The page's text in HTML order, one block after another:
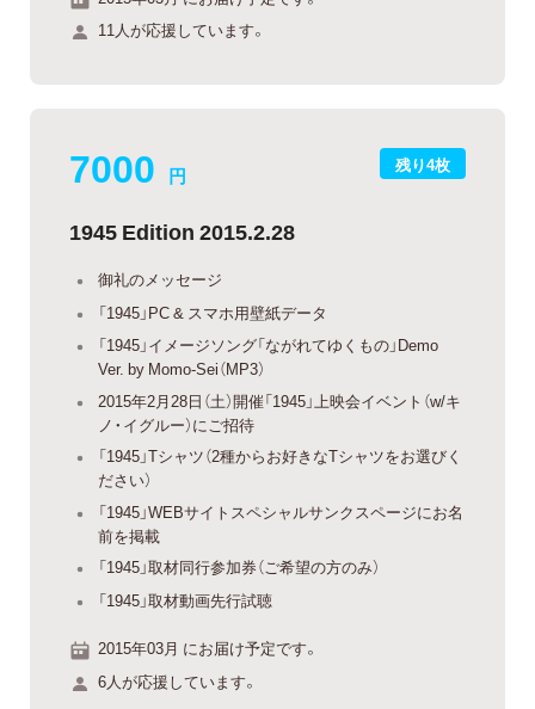
11人が応援しています。
残り4枚
7000 円
1945 Edition 2015.2.28
御礼のメッセージ
「1945」PC & スマホ用壁紙データ
「1945」イメージソング「ながれてゆくもの」Demo
Ver. by Momo-Sei（MP3）
2015年2月28日（土）開催「1945」上映会イベント（w/キ
ノ・イグルー）にご招待
「1945」Tシャツ（2種からお好きなTシャツをお選びく
ださい）
「1945」WEBサイトスペシャルサンクスページにお名
前を掲載
「1945」取材同行参加券（ご希望の方のみ）
「1945」取材動画先行試聴
2015年03月 にお届け予定です。
6人が応援しています。